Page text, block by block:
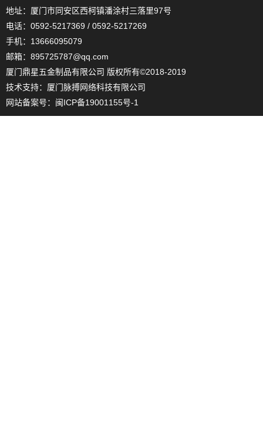
地址：厦门市同安区西柯镇潘涂村三落里97号
电话：0592-5217369 / 0592-5217269
手机：13666095079
邮箱：895725787@qq.com
厦门鼎星五金制品有限公司 版权所有©2018-2019
技术支持： 厦门脉搏网络科技有限公司
网站备案号： 闽ICP备19001155号-1